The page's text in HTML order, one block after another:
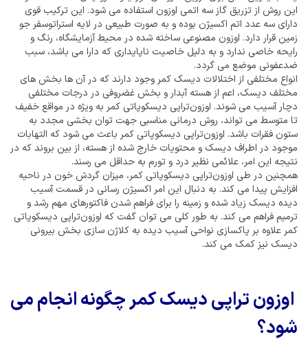
این روش از تزریق گاز سه اتمی اوزون استفاده می شود. این ترکیب قوی
دارای سه عدد اتم اکسیژن بوده و به صورت طبیعی در لایه استراتوسفر جو
زمین قرار دارد. اوزون مصنوعی ساخته شده در محیط آزمایشگاه، رنگ و
رایحه خاصی ندارد و به دلیل خاصیت ناپایداری که دارا می باشد، سبب
ضدعفونی موضع می گردد.
انواع مختلفی از اختلالات دیسک کمر وجود دارند که در آن ها بخش های
مختلف دیسک، اعم از هسته آبدار و بخش غضروفی در درجات مختلفی
دچار آسیب می شوند. اوزون‌تراپی دیسکوپاتی کمر به ویژه در مواقع خفیف
تا متوسط می تواند، روش درمانی مناسبی جهت توان بخشی مجدد به
ستون فقرات باشد. اوزون‌تراپی دیسکوپاتی کمر باعث می شود که التهابات
موجود در اطراف دیسک و محتویات خارج شده از هسته، از بین بروند که در
نتیجه این امر، علائمی نظیر درد و تورم به حداقل می رسند.
همچنین در طی اوزون‌تراپی دیسکوپاتی کمر، میزان گردش خون در ناحیه
افزایش پیدا می کند. به دنبال این امر اکسیژن رسانی در قسمت آسیب
دیده دیسک زیاد شده و زمینه را برای فراهم شدن فاکتورهای مهم رشد و
ترمیم فراهم می کند. به طور کلی می توان گفت که اوزون‌تراپی دیسکوپاتی
کمر علاوه بر پاکسازی نواحی آسیب دیده به کلاژن سازی بخش بیرونی
دیسک نیز کمک می کند.
اوزون تراپی دیسک کمر چگونه انجام می
شود؟